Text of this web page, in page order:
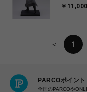
￥11,000
＜ 1
PARCOポイント
全国のPARCOや